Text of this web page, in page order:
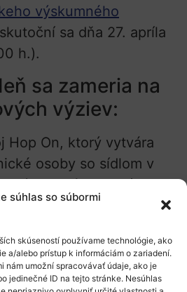
súhlas so súbormi
skúseností používame technológie, ako
a/alebo prístup k informáciám o zariadení.
nám umožní spracovávať údaje, ako je
jedinečné ID na tejto stránke. Nesúhlas
výskumného
sa dňa 27. apríla
h.).
sa zameria na
výziev:
Hop On, ktorý vytvára
osoby so sídlom v
nízkou výkonnosťou v
inovácií zapojiť sa do už
Talents, ktorej cieľom
v oblasti VaI s